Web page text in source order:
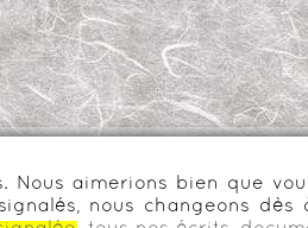
Nous aimerions bien que
nous changeons dès